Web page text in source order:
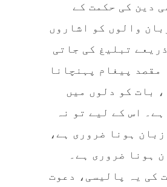
دین کی حکمت کے
والوں کو اشاروں
تبلیغ کی جاتی
مقصد پیغام پہنچانا
بات کو دلوں میں
اس کے لیے تو نہ
ہونا ضروری ہے،
ہونا ضروری ہے۔
کی یہ پالیسی، دعوت